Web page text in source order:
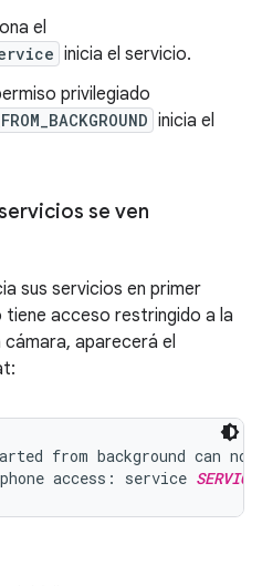
el
inicia el servicio.
privilegiado
inicia el
se ven
sus servicios en primer
tiene acceso restringido a la
aparecerá el
from background can
access: service